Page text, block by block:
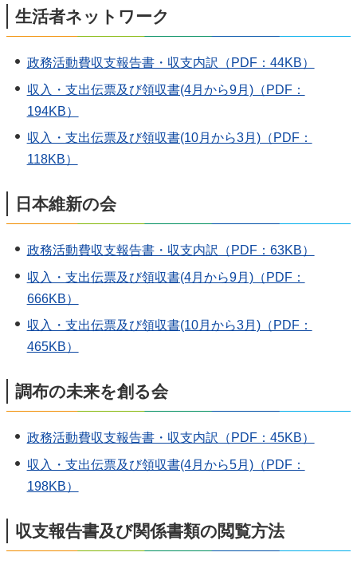
生活者ネットワーク
政務活動費収支報告書・収支内訳（PDF：44KB）
収入・支出伝票及び領収書(4月から9月)（PDF：
194KB）
収入・支出伝票及び領収書(10月から3月)（PDF：
118KB）
日本維新の会
政務活動費収支報告書・収支内訳（PDF：63KB）
収入・支出伝票及び領収書(4月から9月)（PDF：
666KB）
収入・支出伝票及び領収書(10月から3月)（PDF：
465KB）
調布の未来を創る会
政務活動費収支報告書・収支内訳（PDF：45KB）
収入・支出伝票及び領収書(4月から5月)（PDF：
198KB）
収支報告書及び関係書類の閲覧方法